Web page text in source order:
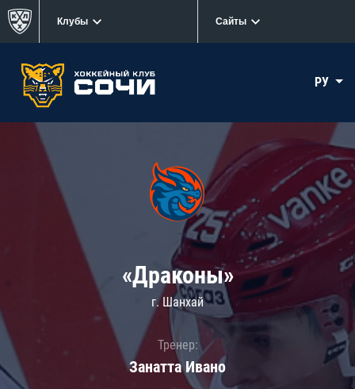
Клубы Сайты
РУ
«Драконы»
г. Шанхай
Тренер:
Занатта Иванo